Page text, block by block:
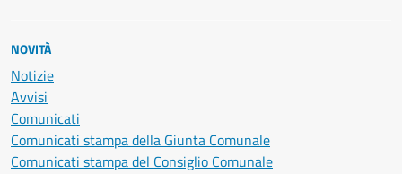
NOVITÀ
Notizie
Avvisi
Comunicati
Comunicati stampa della Giunta Comunale
Comunicati stampa del Consiglio Comunale